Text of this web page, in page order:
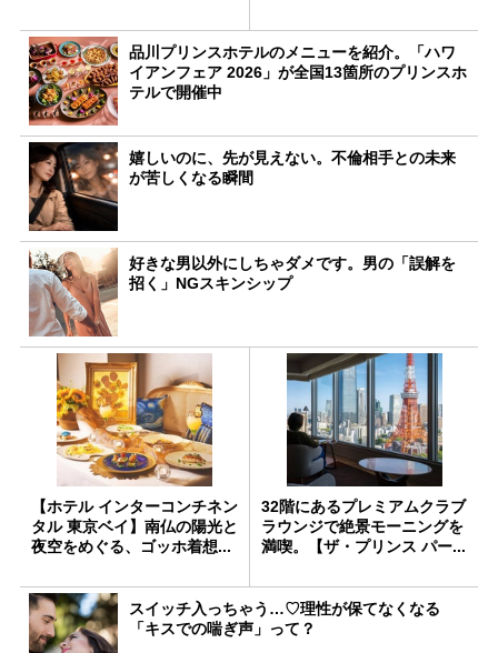
品川プリンスホテルのメニューを紹介。「ハワ
イアンフェア 2026」が全国13箇所のプリンスホ
テルで開催中
嬉しいのに、先が見えない。不倫相手との未来
が苦しくなる瞬間
好きな男以外にしちゃダメです。男の「誤解を
招く」NGスキンシップ
【ホテル インターコンチネン
タル 東京ベイ】南仏の陽光と
夜空をめぐる、ゴッホ着想...
32階にあるプレミアムクラブ
ラウンジで絶景モーニングを
満喫。【ザ・プリンス パー...
スイッチ入っちゃう…♡理性が保てなくなる
「キスでの喘ぎ声」って？